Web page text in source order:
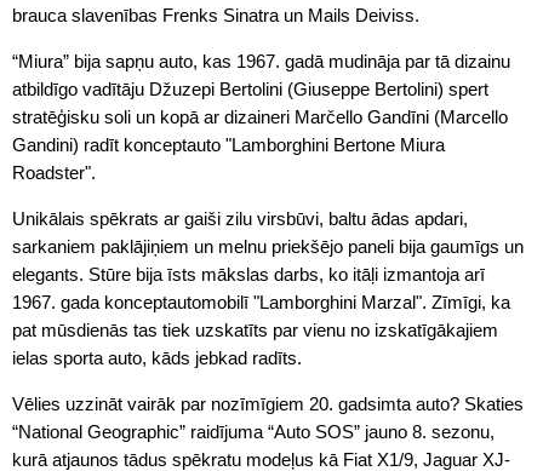
brauca slavenības Frenks Sinatra un Mails Deiviss.
“Miura” bija sapņu auto, kas 1967. gadā mudināja par tā dizainu
atbildīgo vadītāju Džuzepi Bertolini (Giuseppe Bertolini) spert
stratēģisku soli un kopā ar dizaineri Marčello Gandīni (Marcello
Gandini) radīt konceptauto "Lamborghini Bertone Miura
Roadster".
Unikālais spēkrats ar gaiši zilu virsbūvi, baltu ādas apdari,
sarkaniem paklājiņiem un melnu priekšējo paneli bija gaumīgs un
elegants. Stūre bija īsts mākslas darbs, ko itāļi izmantoja arī
1967. gada konceptautomobilī "Lamborghini Marzal". Zīmīgi, ka
pat mūsdienās tas tiek uzskatīts par vienu no izskatīgākajiem
ielas sporta auto, kāds jebkad radīts.
Vēlies uzzināt vairāk par nozīmīgiem 20. gadsimta auto? Skaties
“National Geographic” raidījuma “Auto SOS” jauno 8. sezonu,
kurā atjaunos tādus spēkratu modeļus kā Fiat X1/9, Jaguar XJ-